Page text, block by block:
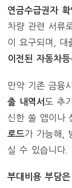
연금수급권자 확
차량 관련 서류
이 요구되며,
이전된 자동차
만약 기존 금융
출 내역서 도 추
신한 쏠 앱이나
로드가 가능해,
실 수 있습니다.
부대비용 부담